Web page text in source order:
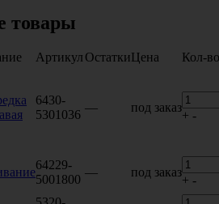
товары
Артикул ОстаткиЦена Кол-во
6430-
5301036
— под заказ
+ -
64229-
5001800
— под заказ
+ -